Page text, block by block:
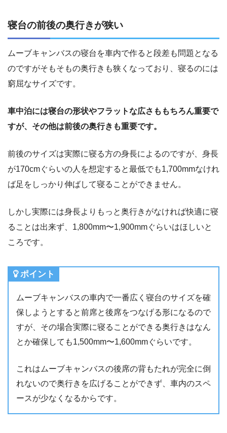
寝台の前後の奥行きが狭い
ムーブキャンバスの寝台を車内で作ると段差も問題となる
のですがそもそもの奥行きも狭くなっており、寝るのには
窮屈なサイズです。
車中泊には寝台の形状やフラットな広さももちろん重要で
すが、その他は前後の奥行きも重要です。
前後のサイズは実際に寝る方の身長によるのですが、身長
が170cmぐらいの人を想定すると最低でも1,700mmなけれ
ば足をしっかり伸ばして寝ることができません。
しかし実際には身長よりもっと奥行きがなければ快適に寝
ることは出来ず、1,800mm〜1,900mmぐらいはほしいと
ころです。
ポイント
ムーブキャンバスの車内で一番広く寝台のサイズを確
保しようとすると前席と後席をつなげる形になるので
すが、その場合実際に寝ることができる奥行きはなん
とか確保しても1,500mm〜1,600mmぐらいです。
これはムーブキャンバスの後席の背もたれが完全に倒
れないので奥行きを広げることができず、車内のスペ
ースが少なくなるからです。